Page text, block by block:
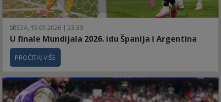
SREDA, 15.07.2026 | 23:30
U finale Mundijala 2026. idu Španija i Argentina
PROČITAJ VIŠE